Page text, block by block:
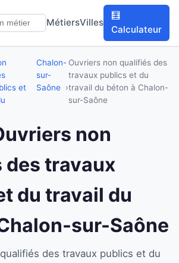
MétiersVilles
🧮
Calculateur
et
Chalon-
sur-
Saône
Ouvriers non qualifiés des
travaux publics et du
travail du béton à Chalon-
sur-Saône
non
travaux
du travail du
sur-Saône
des travaux publics et du